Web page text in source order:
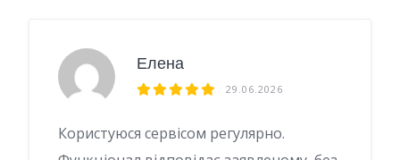
Елена
29.06.2026
Користуюся сервісом регулярно.